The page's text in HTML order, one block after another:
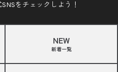
をチェックしよう！
NEW
新着一覧